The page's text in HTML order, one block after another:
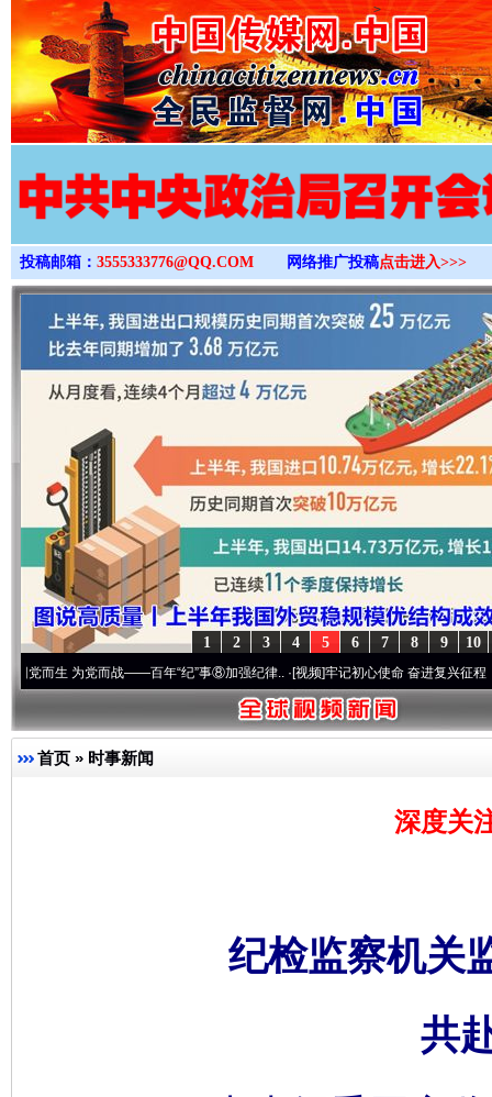
>
投稿邮箱： 3555333776@QQ.COM 网络推广投稿点击进入>>>
10
9
8
7
6
5
4
3
2
1
为党而战——百年“纪”事⑧加强纪律..·[视频]牢记初心使命 奋进复兴征程丨“转折之城
首页 » 时事新闻
深度关
纪检监察机关
共